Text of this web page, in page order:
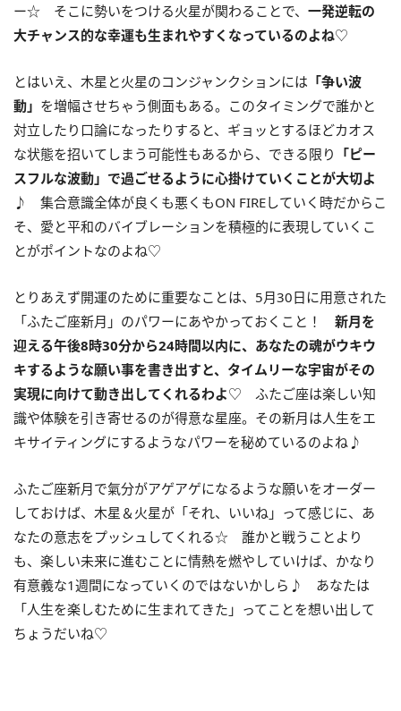
ー☆ そこに勢いをつける火星が関わることで、 一発逆転の
大チャンス的な幸運も生まれやすくなっているのよね♡
とはいえ、木星と火星のコンジャンクションには 「争い波
動」 を増幅させちゃう側面もある。このタイミングで誰かと
対立したり口論になったりすると、ギョッとするほどカオス
な状態を招いてしまう可能性もあるから、できる限り 「ピー
スフルな波動」で過ごせるように心掛けていくことが大切よ
♪ 集合意識全体が良くも悪くもON FIREしていく時だからこ
そ、愛と平和のバイブレーションを積極的に表現していくこ
とがポイントなのよね♡
とりあえず開運のために重要なことは、 5月30日に用意された
「ふたご座新月」のパワーにあやかっておくこと！ 新月を
迎える午後8時30分から24時間以内に、あなたの魂がウキウ
キするような願い事を書き出すと、タイムリーな宇宙がその
実現に向けて動き出してくれるわよ♡ ふたご座は楽しい知
識や体験を引き寄せるのが得意な星座。その新月は人生をエ
キサイティングにするようなパワーを秘めているのよね♪
ふたご座新月で氣分がアゲアゲになるような願いをオーダー
しておけば、木星＆火星が「それ、いいね」って感じに、あ
なたの意志をプッシュしてくれる☆ 誰かと戦うことより
も、楽しい未来に進むことに情熱を燃やしていけば、かなり
有意義な1週間になっていくのではないかしら♪ あなたは
「人生を楽しむために生まれてきた」ってことを想い出して
ちょうだいね♡